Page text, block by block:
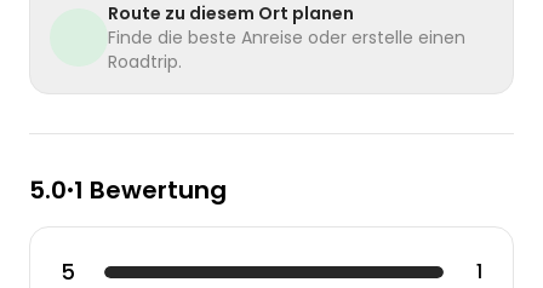
Route zu diesem Ort planen
Finde die beste Anreise oder erstelle einen
Roadtrip.
5.0•1 Bewertung
5 1